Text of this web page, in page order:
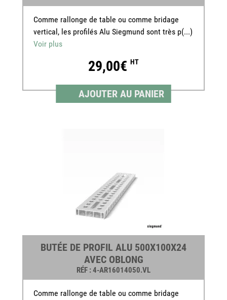
Comme rallonge de table ou comme bridage
vertical, les profilés Alu Siegmund sont très p(...)
Voir plus
29,00€ HT
AJOUTER AU PANIER
BUTÉE DE PROFIL ALU 500X100X24
AVEC OBLONG
RÉF : 4-AR16014050.VL
Comme rallonge de table ou comme bridage